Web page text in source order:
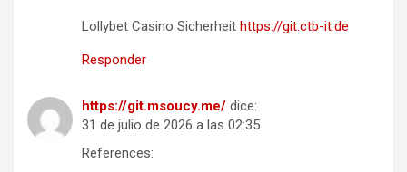
Lollybet Casino Sicherheit https://git.ctb-it.de
Responder
https://git.msoucy.me/ dice:
31 de julio de 2026 a las 02:35
References: